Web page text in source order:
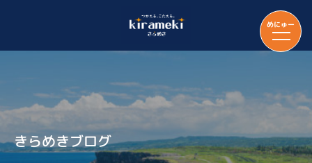
めにゅー
きらめきブログ